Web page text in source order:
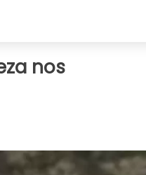
nos